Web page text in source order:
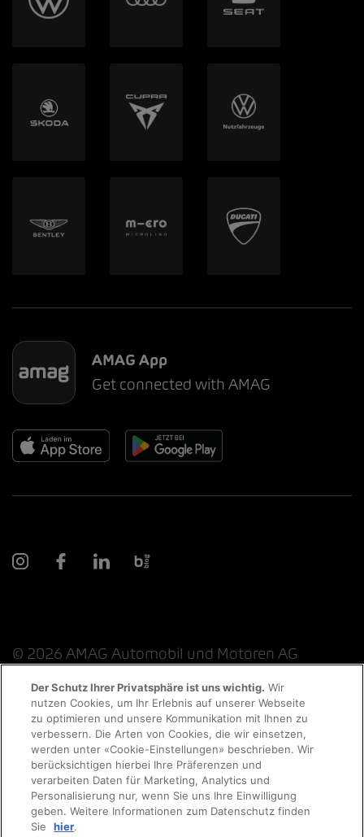
Probefahrt
Terminvereinbarung
Auto finden
AMAG App
Get connected with AMAG
© 2026 AMAG Automobil und Motoren AG
Datenschutzerklärung Rechtliche Hinweise
Rechtliche Hinweise Online-Chat
Cookie-Richtlinie Impressum AGB Jobs
Der Schutz Ihrer Privatsphäre ist uns wichtig. Wir
nutzen Cookies, um Ihr Erlebnis auf unserer Webseite
zu optimieren und unsere Kommunikation mit Ihnen zu
verbessern. Die Arten von Cookies, die wir einsetzen,
werden unter «Cookie-Einstellungen» beschrieben. Wir
berücksichtigen hierbei Ihre Präferenzen und
verarbeiten Daten für Marketing, Analytics und
Personalisierung nur, wenn Sie uns Ihre Einwilligung
geben. Weitere Informationen zum Datenschutz finden
Sie
hier.